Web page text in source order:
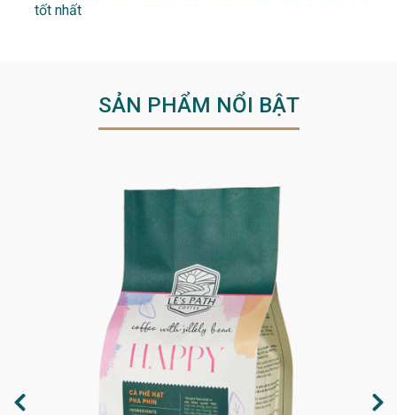
tốt nhất
SẢN PHẨM NỔI BẬT